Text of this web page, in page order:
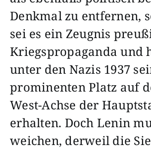
Denkmal zu entfernen,
sei es ein Zeugnis
Kriegspropaganda und
unter den Nazis 1937
prominenten Platz auf
West-Achse der
erhalten. Doch Lenin
weichen, derweil die